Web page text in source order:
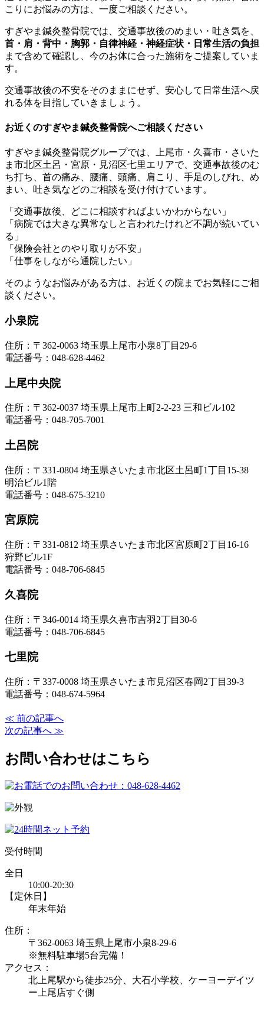
こりにお悩みの方は、一度ご相談ください。
すぎやま鍼灸整骨院では、交通事故後のめまい・吐き気を、
首・肩・背中・胸郭・自律神経・神経症状・日常生活の負担
まで含めて確認し、今のお体に合った施術をご提案していま
す。
交通事故後の不安をそのままにせず、安心して日常生活へ戻
れる体を目指していきましょう。
お近くのすぎやま鍼灸整骨院へご相談ください
すぎやま鍼灸整骨院グループでは、上尾市・久喜市・さいた
ま市北区土呂・宮原・見沼区七里エリアで、交通事故後のむ
ち打ち、首の痛み、腰痛、頭痛、肩こり、手足のしびれ、め
まい、吐き気などのご相談を受け付けています。
「交通事故後、どこに相談すればよいかわからない」
「病院では大きな異常なしと言われたけれど不調が続いてい
る」
「保険会社とのやり取りが不安」
「仕事をしながら通院したい」
そのようなお悩みがある方は、お近くの院までお気軽にご相
談ください。
小泉院
住所：〒362-0063 埼玉県上尾市小泉8丁目29-6
電話番号：048-628-4462
上尾中央院
住所：〒362-0037 埼玉県上尾市上町2-2-23 三和ビル102
電話番号：048-705-7001
土呂院
住所：〒331-0804 埼玉県さいたま市北区土呂町1丁目15-38
明治ビル1階
電話番号：048-675-3210
宮原院
住所：〒331-0812 埼玉県さいたま市北区宮原町2丁目16-16
狩野ビル1F
電話番号：048-706-6845
久喜院
住所：〒346-0014 埼玉県久喜市吉羽2丁目30-6
電話番号：048-706-6845
七里院
住所：〒337-0008 埼玉県さいたま市見沼区春岡2丁目39-3
電話番号：048-674-5964
≪ 前の記事へ
次の記事へ ≫
お問い合わせはこちら
受付時間
全日
10:00-20:30
【定休日】
年末年始
住所：
〒362-0063 埼玉県上尾市小泉8-29-6
※無料駐車場5台完備！
アクセス：
北上尾駅から徒歩25分、大石小学校、ケーヨーデイツ
ー上尾店すぐ側